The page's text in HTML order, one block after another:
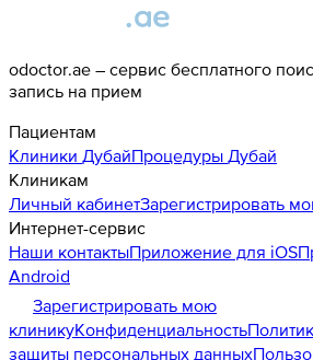
odoctor.ae – сервис бесплатного
запись на прием
Пациентам
Клиники ДубайПроцедуры Дубай
Клиникам
Личный кабинетЗарегистрировать
Интернет-сервис
Наши контактыПриложение для iOS
Android
Зарегистрировать мою
клиникуКонфиденциальность
защиты персональных данных